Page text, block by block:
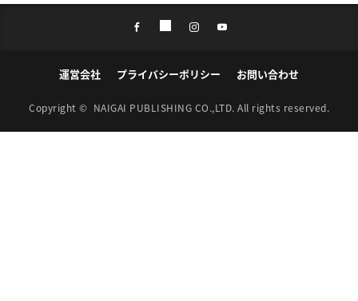
運営会社 プライバシーポリシー お問い合わせ
Copyright © NAIGAI PUBLISHING CO.,LTD. All rights reserved.